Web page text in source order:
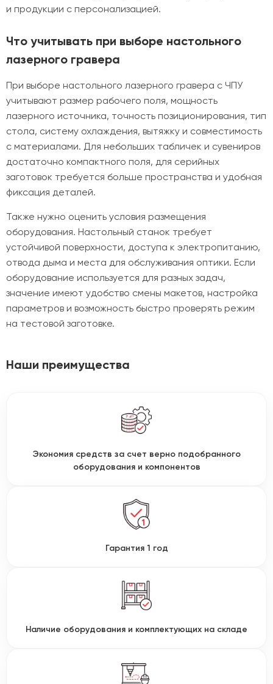
и продукции с персонализацией.
Что учитывать при выборе настольного
лазерного гравера
При выборе настольного лазерного гравера с ЧПУ
учитывают размер рабочего поля, мощность
лазерного источника, точность позиционирования, тип
стола, систему охлаждения, вытяжку и совместимость
с материалами. Для небольших табличек и сувениров
достаточно компактного поля, для серийных
заготовок требуется больше пространства и удобная
фиксация деталей.
Также нужно оценить условия размещения
оборудования. Настольный станок требует
устойчивой поверхности, доступа к электропитанию,
отвода дыма и места для обслуживания оптики. Если
оборудование используется для разных задач,
значение имеют удобство смены макетов, настройка
параметров и возможность быстро проверять режим
на тестовой заготовке.
Наши преимущества
Экономия средств за счет верно подобранного
оборудования и компонентов
Гарантия 1 год
Наличие оборудования и комплектующих на складе